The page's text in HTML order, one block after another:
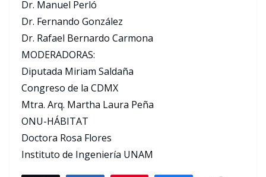
Dr. Manuel Perló
Dr. Fernando González
Dr. Rafael Bernardo Carmona
MODERADORAS:
Diputada Miriam Saldaña
Congreso de la CDMX
Mtra. Arq. Martha Laura Peña
ONU-HÁBITAT
Doctora Rosa Flores
Instituto de Ingeniería UNAM